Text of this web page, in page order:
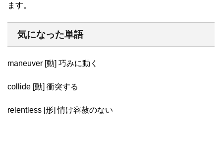
ます。
気になった単語
maneuver [動] 巧みに動く
collide [動] 衝突する
relentless [形] 情け容赦のない